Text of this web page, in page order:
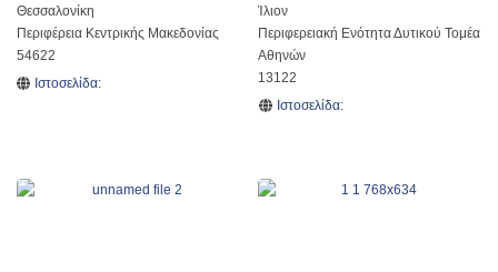
Θεσσαλονίκη
Περιφέρεια Κεντρικής Μακεδονίας
54622
Ιστοσελίδα:
Ίλιον
Περιφερειακή Ενότητα Δυτικού Τομέα
Αθηνών
13122
Ιστοσελίδα: